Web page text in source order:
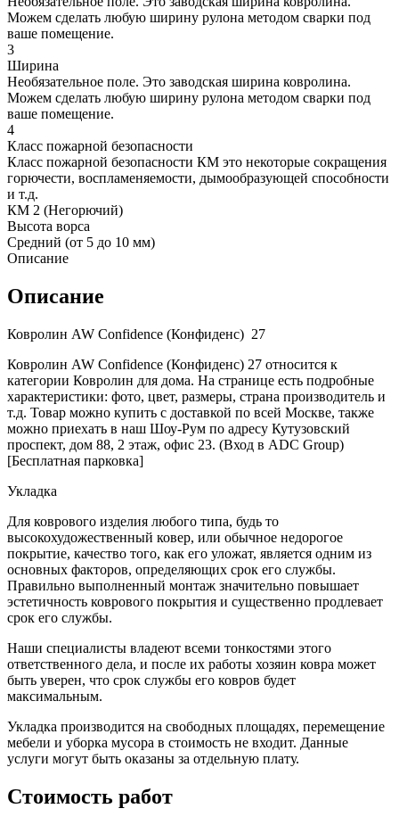
Можем сделать любую ширину рулона методом сварки под
ваше помещение.
3
Ширина
Необязательное поле. Это заводская ширина ковролина.
Можем сделать любую ширину рулона методом сварки под
ваше помещение.
4
Класс пожарной безопасности
Класс пожарной безопасности КМ это некоторые сокращения
горючести, воспламеняемости, дымообразующей способности
и т.д.
КМ 2 (Негорючий)
Высота ворса
Средний (от 5 до 10 мм)
Описание
Описание
Ковролин AW Confidence (Конфиденс) 27
Ковролин AW Confidence (Конфиденс) 27 относится к
категории Ковролин для дома. На странице есть подробные
характеристики: фото, цвет, размеры, страна производитель и
т.д. Товар можно купить с доставкой по всей Москве, также
можно приехать в наш Шоу-Рум по адресу Кутузовский
проспект, дом 88, 2 этаж, офис 23. (Вход в ADC Group)
[Бесплатная парковка]
Укладка
Для коврового изделия любого типа, будь то
высокохудожественный ковер, или обычное недорогое
покрытие, качество того, как его уложат, является одним из
основных факторов, определяющих срок его службы.
Правильно выполненный монтаж значительно повышает
эстетичность коврового покрытия и существенно продлевает
срок его службы.
Наши специалисты владеют всеми тонкостями этого
ответственного дела, и после их работы хозяин ковра может
быть уверен, что срок службы его ковров будет
максимальным.
Укладка производится на свободных площадях, перемещение
мебели и уборка мусора в стоимость не входит. Данные
услуги могут быть оказаны за отдельную плату.
Стоимость работ